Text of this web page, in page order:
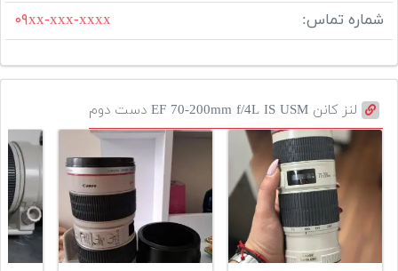
شماره تماس:
۰۹xx-xxx-xxxx
لنز کانن EF 70-200mm f/4L IS USM دست دوم